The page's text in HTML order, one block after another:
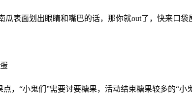
瓜表面划出眼睛和嘴巴的话，那你就out了，快来口袋
，“小鬼们”需要讨要糖果，活动结束糖果较多的“小